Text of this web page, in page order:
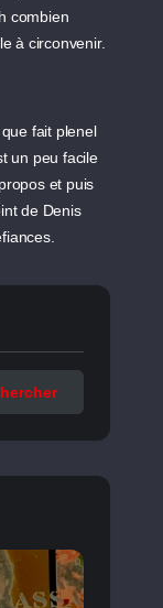
combien
à circonvenir.
fait plenel
un peu facile
et puis
de Denis